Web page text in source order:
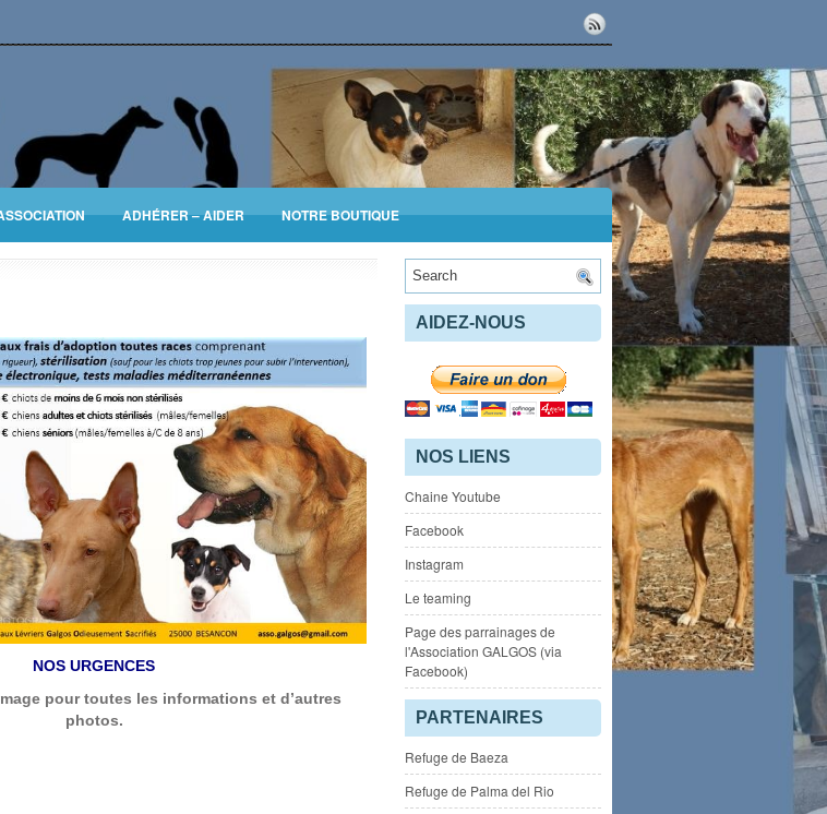
ADHÉRER – AIDER NOTRE BOUTIQUE
NOS URGENCES
pour toutes les informations et d’autres
photos.
AIDEZ-NOUS
NOS LIENS
Chaine Youtube
Facebook
Instagram
Le teaming
Page des parrainages de
l'Association GALGOS (via
Facebook)
PARTENAIRES
Refuge de Baeza
Refuge de Palma del Rio